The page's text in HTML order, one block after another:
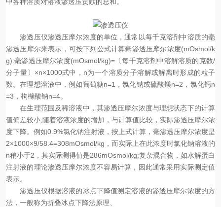
渗透压仪渗透压摩尔浓度的单位，通常以每千克溶剂中溶质的毫
渗透压摩尔来表示，可按下列公式计算毫渗透压摩尔浓度(mOsmol/k
g):毫渗透压摩尔浓度(mOsmol/kg)=〔每千克溶剂中溶解溶质的克数/
分子量〕×n×1000式中，n为一个溶质分子溶解或解离时形成的粒子
数。在理想溶液中，例如葡萄糖n=1，氯化钠或硫酸镁n=2，氯化钙n
=3，枸橼酸钠n=4。
在生理范围及稀溶液中，其渗透压摩尔浓度与理想状态下的计算
值偏差较小;随着溶液浓度的增加，与计算值比较，实际渗透压摩尔浓
度下降。例如0.9%氯化钠注射液，按上式计算，毫渗透压摩尔浓度是
2×1000×9/58.4=308mOsmol/kg，而实际上在此浓度时氯化钠溶液的
n稍小于2，其实际测得值是286mOsmol/kg;复杂混合物，如水解蛋白
注射液的理论渗透压摩尔浓度不容易计算，因此通常采用实际测定值
表示。
渗透压仪根据溶液的冰点下降值测定溶液的渗透压摩尔浓度的方
法，一般称为折叠冰点下降法原理、